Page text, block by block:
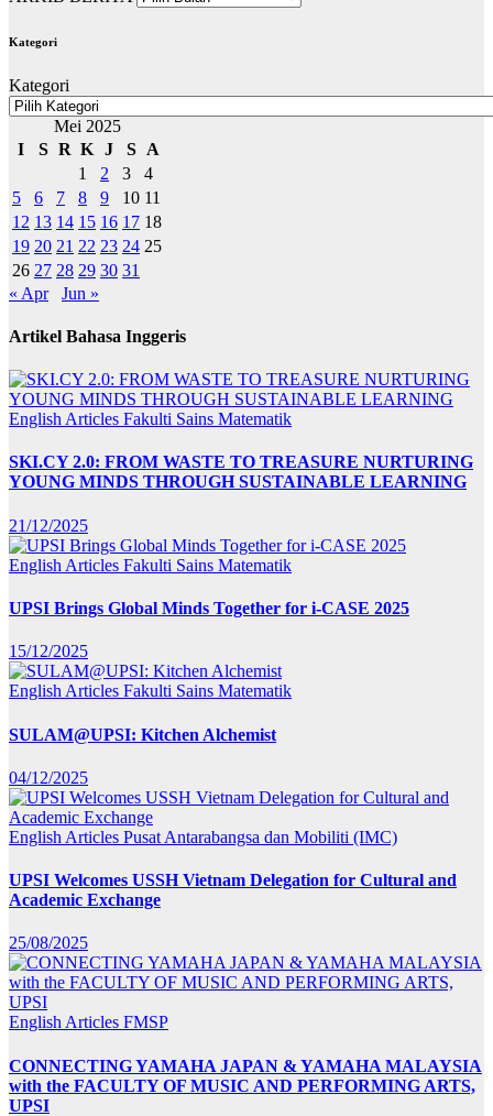
Kategori
Kategori
Mei 2025
I
S R K J S
A
1
2 3
4
5
6 7 8 9 10 11
12 13 14 15 16 17 18
19 20 21 22 23 24 25
26 27 28 29 30 31
« Apr
Jun »
Artikel Bahasa Inggeris
English Articles Fakulti Sains Matematik
SKI.CY 2.0: FROM WASTE TO TREASURE NURTURING
YOUNG MINDS THROUGH SUSTAINABLE LEARNING
21/12/2025
English Articles Fakulti Sains Matematik
UPSI Brings Global Minds Together for i-CASE 2025
15/12/2025
English Articles Fakulti Sains Matematik
SULAM@UPSI: Kitchen Alchemist
04/12/2025
English Articles Pusat Antarabangsa dan Mobiliti (IMC)
UPSI Welcomes USSH Vietnam Delegation for Cultural and
Academic Exchange
25/08/2025
English Articles FMSP
CONNECTING YAMAHA JAPAN & YAMAHA MALAYSIA
with the FACULTY OF MUSIC AND PERFORMING ARTS,
UPSI